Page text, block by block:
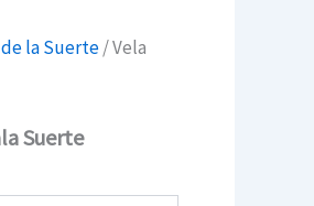
la Suerte/ Vela
Suerte